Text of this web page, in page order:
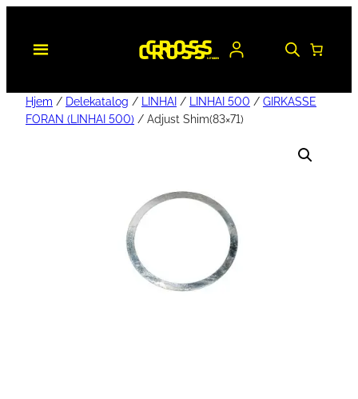
Hjem / Delekatalog / LINHAI / LINHAI 500 / GIRKASSE
FORAN (LINHAI 500) / Adjust Shim(83×71)